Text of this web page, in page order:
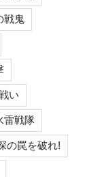
戦鬼
い
雷戦隊
の罠を破れ!